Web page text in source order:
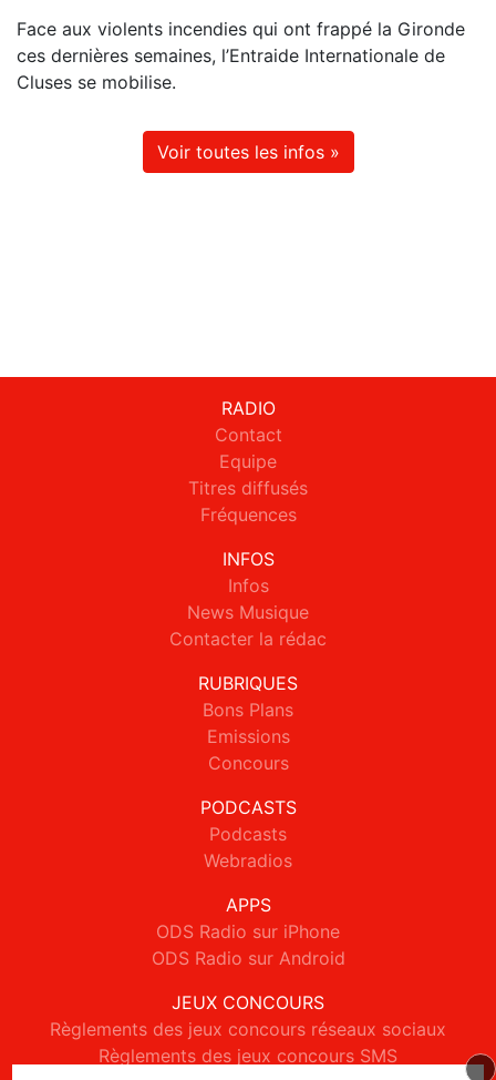
Face aux violents incendies qui ont frappé la Gironde
ces dernières semaines, l’Entraide Internationale de
Cluses se mobilise.
Voir toutes les infos »
RADIO
Contact
Equipe
Titres diffusés
Fréquences
INFOS
Infos
News Musique
Contacter la rédac
RUBRIQUES
Bons Plans
Emissions
Concours
PODCASTS
Podcasts
Webradios
APPS
ODS Radio sur iPhone
ODS Radio sur Android
JEUX CONCOURS
Règlements des jeux concours réseaux sociaux
Règlements des jeux concours SMS